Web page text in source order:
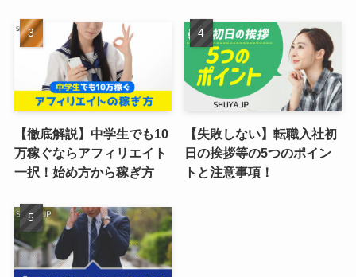
【徹底解説】中学生でも10
万稼ぐならアフィリエイト
一択！始め方から稼ぎ方
【失敗しない】転職入社初
日の挨拶等の5つのポイン
トと注意事項！